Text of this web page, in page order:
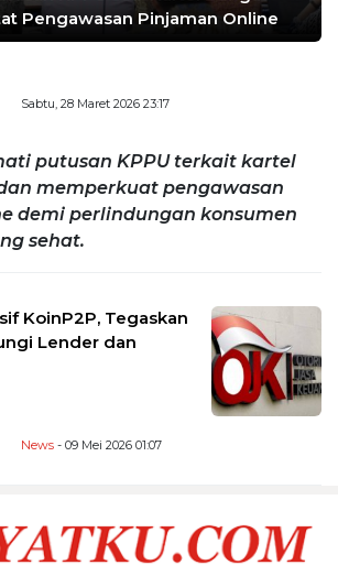
Pengawasan Pinjaman Online
Sabtu, 28 Maret 2026 23:17
putusan KPPU terkait kartel
memperkuat pengawasan
demi perlindungan konsumen
sehat.
KoinP2P, Tegaskan
Lender dan
News - 09 Mei 2026 01:07